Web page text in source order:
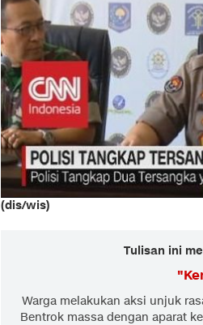
(dis/wis)
Tulisan ini
"
Warga melakukan aksi unjuk
Bentrok massa dengan aparat